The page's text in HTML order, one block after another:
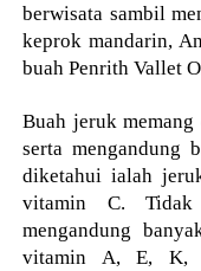
berwisata sambil
keprok mandarin,
buah Penrith Vallet
Buah jeruk
serta mengandung
diketahui ialah
vitamin C.
mengandung
vitamin A, E, K,